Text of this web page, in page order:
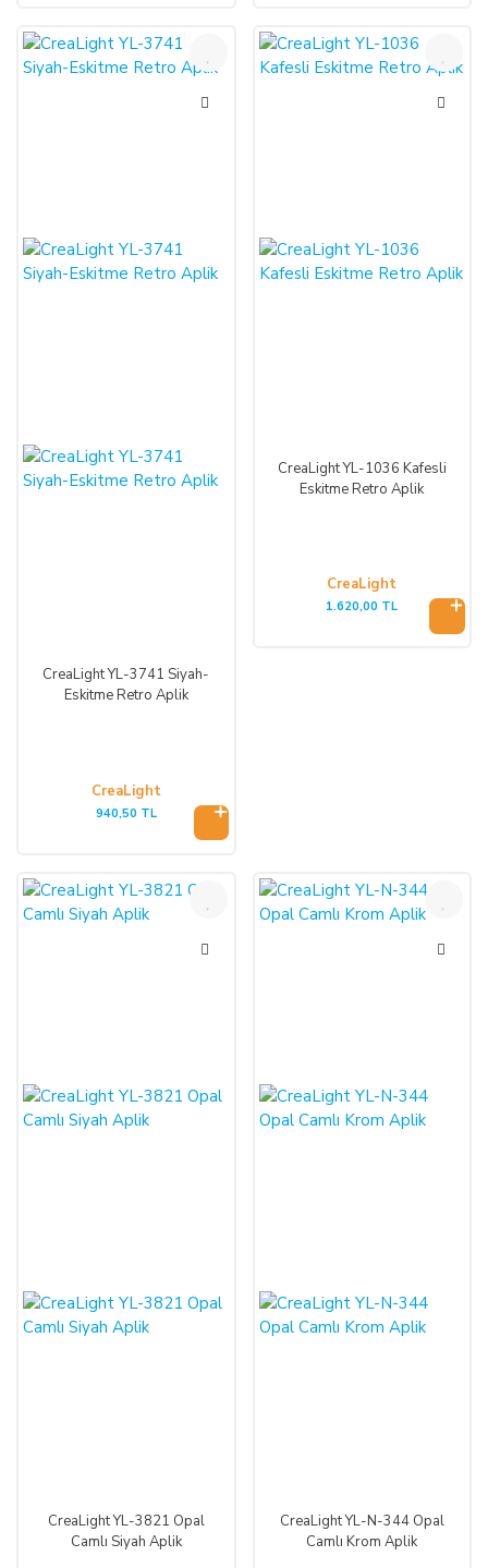
CreaLight YL-3741 Siyah-
Eskitme Retro Aplik
CreaLight
940,50 TL
CreaLight YL-1036 Kafesli
Eskitme Retro Aplik
CreaLight
1.620,00 TL
CreaLight YL-3821 Opal
Camlı Siyah Aplik
CreaLight YL-N-344 Opal
Camlı Krom Aplik